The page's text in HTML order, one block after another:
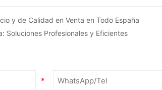
y de Calidad en Venta en Todo España
Soluciones Profesionales y Eficientes
*